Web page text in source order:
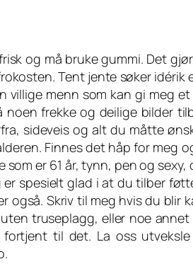
og må bruke gummi. Det
Tent jente søker idérik
menn som kan gi meg
frekke og deilige bilder
sideveis og alt du måtte
Finnes det håp for meg
som er 61 år, tynn, pen og
spesielt glad i at du tilber
også. Skriv til meg hvis du blir
truseplagg, eller noe annet
til det. La oss utveksle